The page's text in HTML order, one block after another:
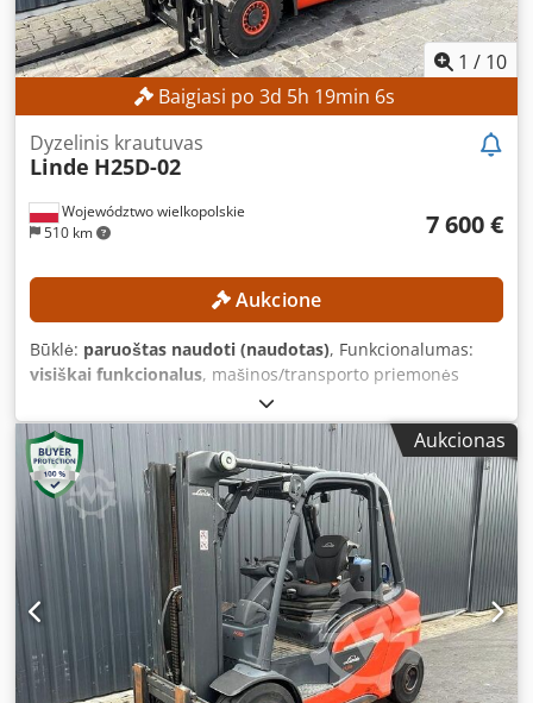
kabina Išorinė nuoroda: SL14251
1 / 10
Baigiasi po 3d 5h 19min 4s
Województwo wielkopolskie
510 km
Dyzelinis krautuvas
Linde H25D-02
7 600 €
Aukcione
Būklė: paruoštas naudoti (naudotas), Funkcionalumas:
visiškai funkcionalus, mašinos/transporto priemonės
, Gamybos metai:
valandos:13 718 h, keliamoji galia:2 500 kg, kėlimo
aukštis: 3 450 mm, kuro tipas: dyzelinas
, stiebo tipas:
simpleksas
, statybinis aukštis:2 377 mm, Nėra minimalios
kainos – garantuotas pardavimas už aukščiausią
pasiūlymą! TECHNINĖS SPECIFIKACIJOS Keltuvės talpa: 2
500 kg Kėlimo aukštis: 3 450 mm APIE ĮRENGINĮ Degalų
tipas: dyzelinas Stiebo tipas: paprastas ISO klasė: 2 (1000–
2500 kg) Konstrukcinis aukštis: 2 377 mm ĮRANGA Šoninis
stumtuvas 3-iasis hidraulinis vožtuvas Dkodpfx
Aozrgbpebljr Išorinis identifikatorius: SL12069SP
Aukcionas